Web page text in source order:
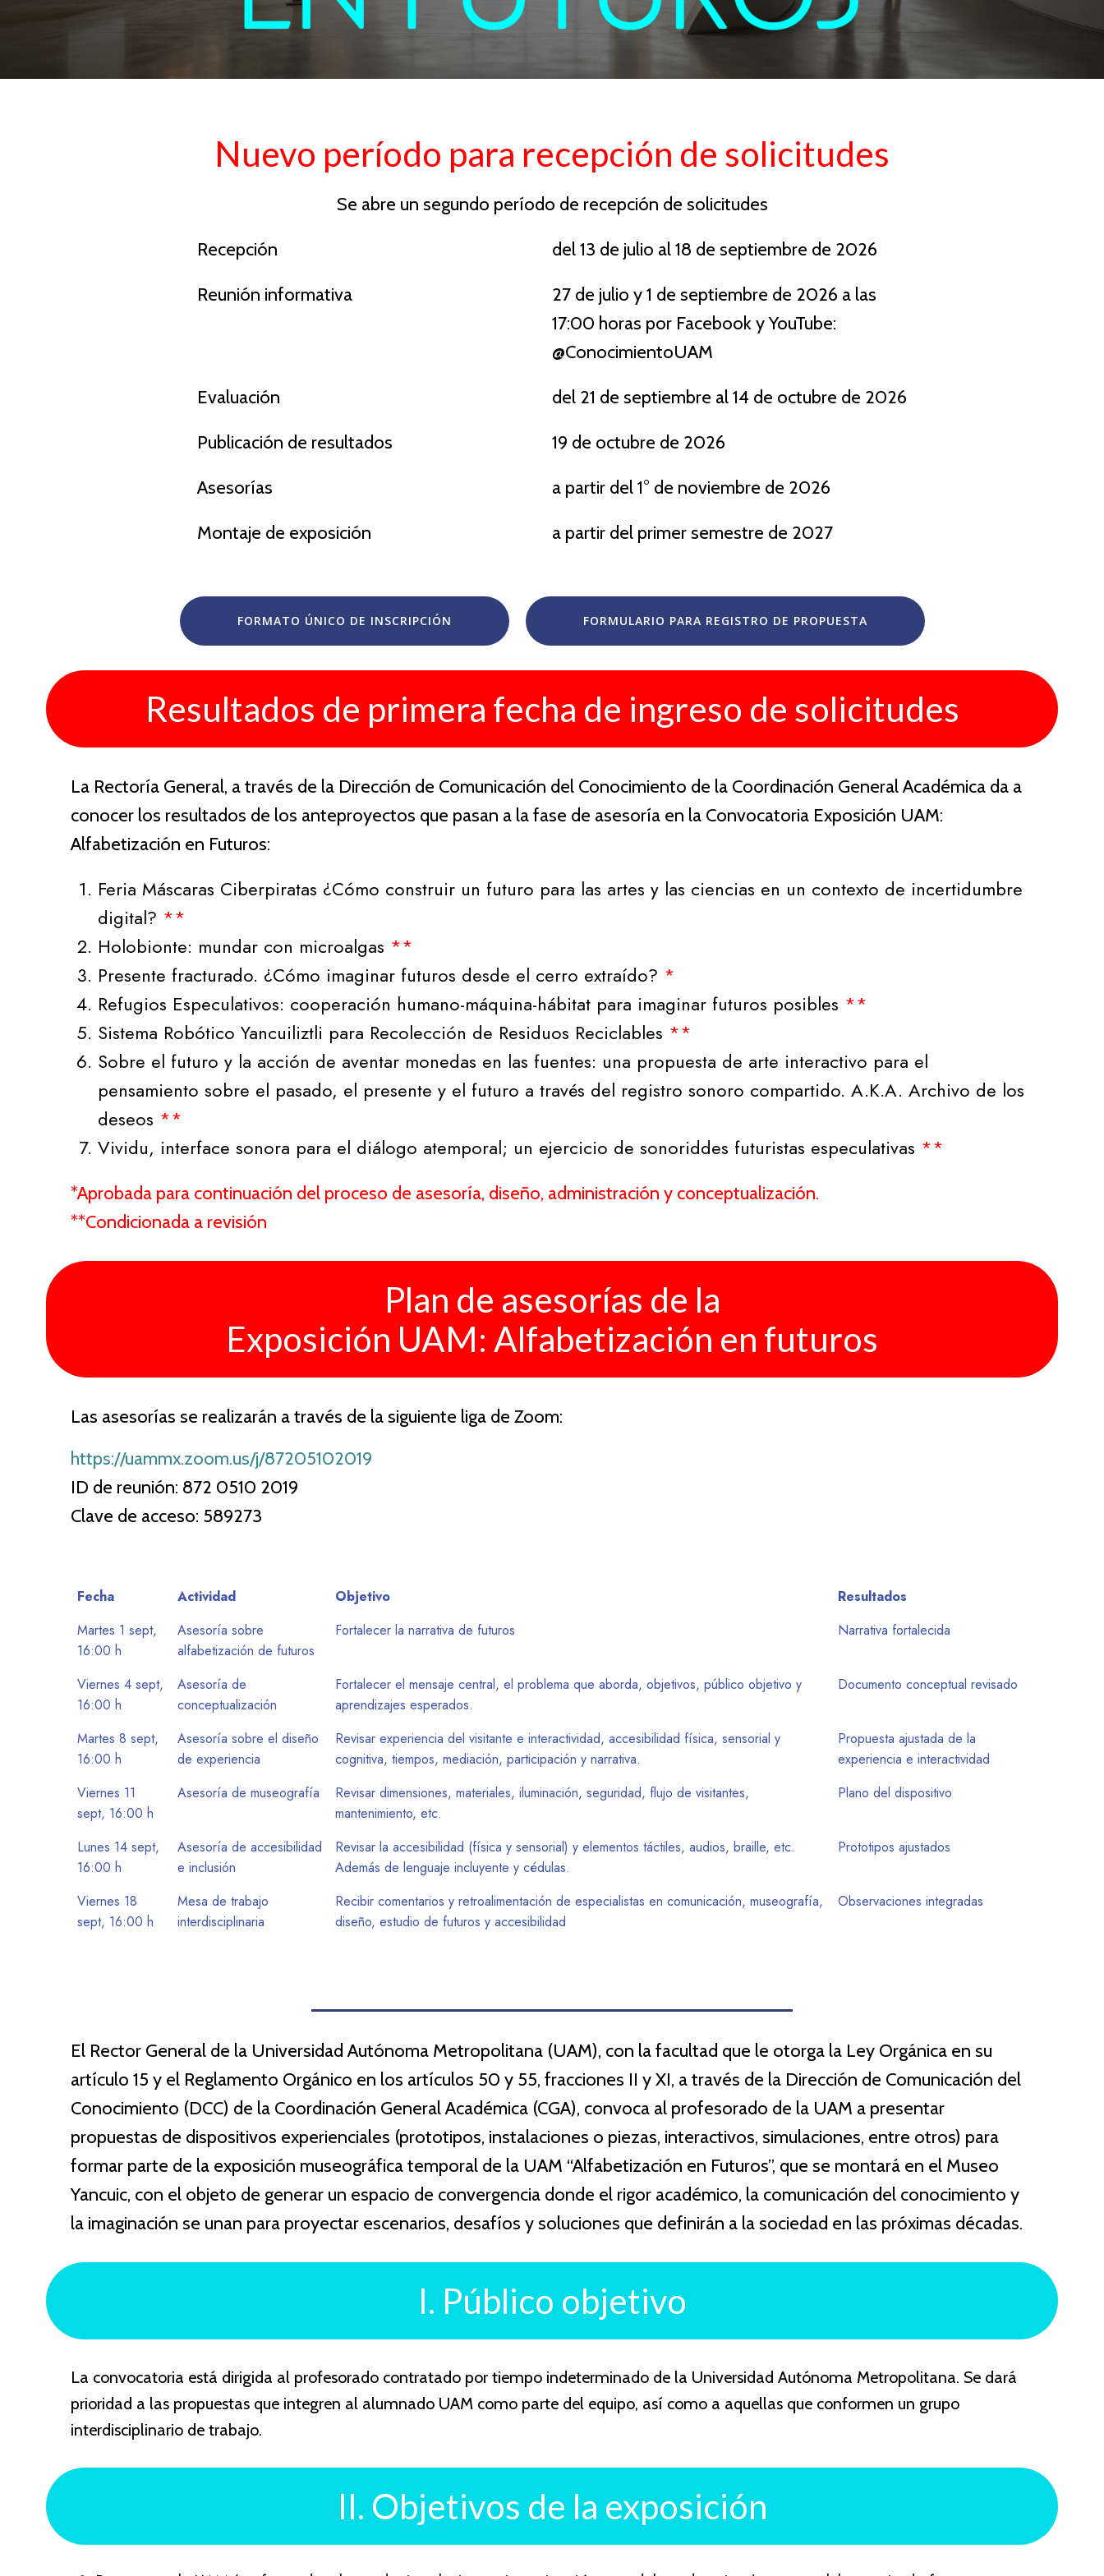
Nuevo período para recepción de solicitudes
Se abre un segundo período de recepción de solicitudes
Recepción del 13 de julio al 18 de septiembre de 2026
Reunión informativa
27 de julio y 1 de septiembre de 2026 a las
17:00 horas por Facebook y YouTube:
@ConocimientoUAM
Evaluación del 21 de septiembre al 14 de octubre de 2026
Publicación de resultados 19 de octubre de 2026
Asesorías a partir del 1° de noviembre de 2026
Montaje de exposición a partir del primer semestre de 2027
FORMATO ÚNICO DE INSCRIPCIÓN FORMULARIO PARA REGISTRO DE PROPUESTA
Resultados de primera fecha de ingreso de solicitudes
La Rectoría General, a través de la Dirección de Comunicación del Conocimiento de la Coordinación General Académica da a
conocer los resultados de los anteproyectos que pasan a la fase de asesoría en la Convocatoria Exposición UAM:
Alfabetización en Futuros:
Feria Máscaras Ciberpiratas ¿Cómo construir un futuro para las artes y las ciencias en un contexto de incertidumbre
digital? **
Holobionte: mundar con microalgas **
Presente fracturado. ¿Cómo imaginar futuros desde el cerro extraído? *
Refugios Especulativos: cooperación humano-máquina-hábitat para imaginar futuros posibles **
Sistema Robótico Yancuiliztli para Recolección de Residuos Reciclables **
Sobre el futuro y la acción de aventar monedas en las fuentes: una propuesta de arte interactivo para el
pensamiento sobre el pasado, el presente y el futuro a través del registro sonoro compartido. A.K.A. Archivo de los
deseos **
Vividu, interface sonora para el diálogo atemporal; un ejercicio de sonoriddes futuristas especulativas **
*Aprobada para continuación del proceso de asesoría, diseño, administración y conceptualización.
**Condicionada a revisión
Plan de asesorías de la
Exposición UAM: Alfabetización en futuros
Las asesorías se realizarán a través de la siguiente liga de Zoom:
https://uammx.zoom.us/j/87205102019
ID de reunión: 872 0510 2019
Clave de acceso: 589273
Fecha Actividad Objetivo
Resultados
Martes 1 sept,
16:00 h
Asesoría sobre
alfabetización de futuros
Fortalecer la narrativa de futuros Narrativa fortalecida
Viernes 4 sept,
16:00 h
Asesoría de
conceptualización
Fortalecer el mensaje central, el problema que aborda, objetivos, público objetivo y
aprendizajes esperados.
Documento conceptual revisado
Martes 8 sept,
16:00 h
Asesoría sobre el diseño
de experiencia
Revisar experiencia del visitante e interactividad, accesibilidad física, sensorial y
cognitiva, tiempos, mediación, participación y narrativa.
Propuesta ajustada de la
experiencia e interactividad
Viernes 11
sept, 16:00 h
Asesoría de museografía
Revisar dimensiones, materiales, iluminación, seguridad, flujo de visitantes,
mantenimiento, etc.
Plano del dispositivo
Lunes 14 sept,
16:00 h
Asesoría de accesibilidad
e inclusión
Revisar la accesibilidad (física y sensorial) y elementos táctiles, audios, braille, etc.
Además de lenguaje incluyente y cédulas.
Prototipos ajustados
Viernes 18
sept, 16:00 h
Mesa de trabajo
interdisciplinaria
Recibir comentarios y retroalimentación de especialistas en comunicación, museografía,
diseño, estudio de futuros y accesibilidad
Observaciones integradas
El Rector General de la Universidad Autónoma Metropolitana (UAM), con la facultad que le otorga la Ley Orgánica en su
artículo 15 y el Reglamento Orgánico en los artículos 50 y 55, fracciones II y XI, a través de la Dirección de Comunicación del
Conocimiento (DCC) de la Coordinación General Académica (CGA), convoca al profesorado de la UAM a presentar
propuestas de dispositivos experienciales (prototipos, instalaciones o piezas, interactivos, simulaciones, entre otros) para
formar parte de la exposición museográfica temporal de la UAM “Alfabetización en Futuros”, que se montará en el Museo
Yancuic, con el objeto de generar un espacio de convergencia donde el rigor académico, la comunicación del conocimiento y
la imaginación se unan para proyectar escenarios, desafíos y soluciones que definirán a la sociedad en las próximas décadas.
I. Público objetivo
La convocatoria está dirigida al profesorado contratado por tiempo indeterminado de la Universidad Autónoma Metropolitana. Se dará
prioridad a las propuestas que integren al alumnado UAM como parte del equipo, así como a aquellas que conformen un grupo
interdisciplinario de trabajo.
II. Objetivos de la exposición